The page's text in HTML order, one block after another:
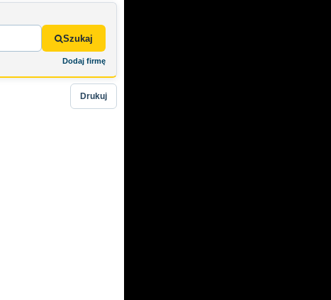
Szukaj
Dodaj firmę
Drukuj